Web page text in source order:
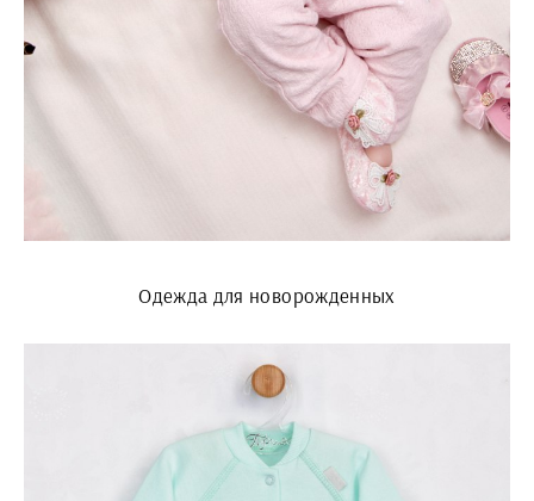
Одежда для новорожденных